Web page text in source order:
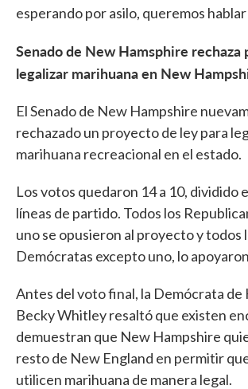
esperando por asilo, queremos
Senado de New Hamsphire rechaza
legalizar marihuana en New
El Senado de New Hampshire
rechazado un proyecto de ley para
marihuana recreacional en el estado.
Los votos quedaron 14 a 10, dividido
líneas de partido. Todos los
uno se opusieron al proyecto y todos
Demócratas excepto uno, lo
Antes del voto final, la Demócrata
Becky Whitley resaltó que existen
demuestran que New Hampshire
resto de New England en permitir
utilicen marihuana de manera legal.